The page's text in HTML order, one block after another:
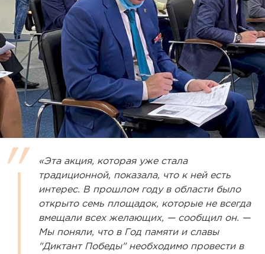
«Эта акция, которая уже стала
традиционной, показала, что к ней есть
интерес. В прошлом году в области было
открыто семь площадок, которые не всегда
вмещали всех желающих, — сообщил он. —
Мы поняли, что в Год памяти и славы
"Диктант Победы" необходимо провести в